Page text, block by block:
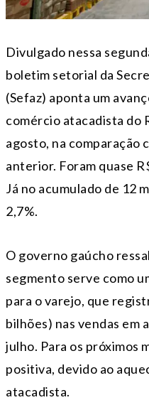
Divulgado nessa
boletim setorial da
(Sefaz) aponta um
comércio atacadista do
agosto, na comparação
anterior. Foram quase
Já no acumulado de 12
2,7%.
O governo gaúcho
segmento serve como
para o varejo, que
bilhões) nas vendas em
julho. Para os próximos
positiva, devido ao
atacadista.